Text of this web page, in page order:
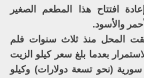
افتتاح هذا المطعم الصغير
والأسود.
المحل منذ ثلاث سنوات فلم
بعدما بلغ سعر كيلو الزيت
(نحو تسعة دولارات) وكيلو